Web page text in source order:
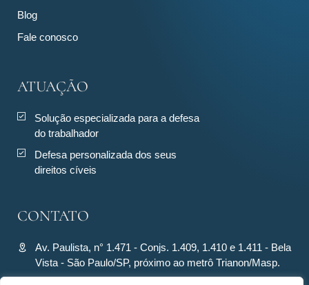
Blog
Fale conosco
ATUAÇÃO
Solução especializada para a defesa
do trabalhador
Defesa personalizada dos seus
direitos cíveis
CONTATO
Av. Paulista, n° 1.471 - Conjs. 1.409, 1.410 e 1.411 - Bela
Vista - São Paulo/SP, próximo ao metrô Trianon/Masp.